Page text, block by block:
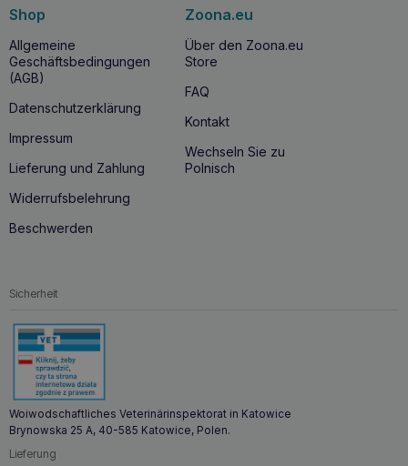
Shop
Allgemeine
Geschäftsbedingungen
(AGB)
Datenschutzerklärung
Impressum
Lieferung und Zahlung
Widerrufsbelehrung
Beschwerden
Zoona.eu
Über den Zoona.eu
Store
FAQ
Kontakt
Wechseln Sie zu
Polnisch
Sicherheit
Woiwodschaftliches Veterinärinspektorat in Katowice
Brynowska 25 A, 40-585 Katowice, Polen.
Lieferung